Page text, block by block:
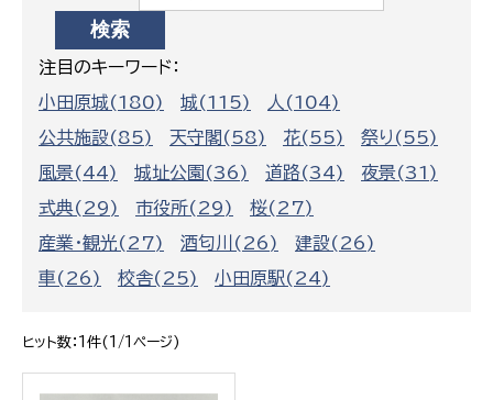
注目のキーワード：
小田原城(180)
城(115)
人(104)
公共施設(85)
天守閣(58) 花(55)
祭り(55)
風景(44)
城址公園(36) 道路(34)
夜景(31)
式典(29)
市役所(29)
桜(27)
産業・観光(27)
酒匂川(26)
建設(26)
車(26)
校舎(25) 小田原駅(24)
ヒット数：1件(1/1ページ)